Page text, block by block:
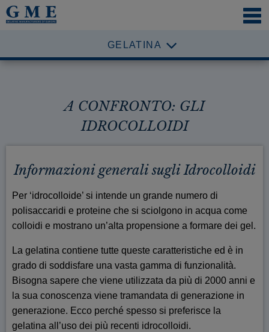
GELATINA
A CONFRONTO: GLI
IDROCOLLOIDI
Informazioni generali sugli Idrocolloidi
Per ‘idrocolloide’ si intende un grande numero di
polisaccaridi e proteine che si sciolgono in acqua come
colloidi e mostrano un’alta propensione a formare dei gel.
La gelatina contiene tutte queste caratteristiche ed è in
grado di soddisfare una vasta gamma di funzionalità.
Bisogna sapere che viene utilizzata da più di 2000 anni e
la sua conoscenza viene tramandata di generazione in
generazione. Ecco perché spesso si preferisce la
gelatina all’uso dei più recenti idrocolloidi.